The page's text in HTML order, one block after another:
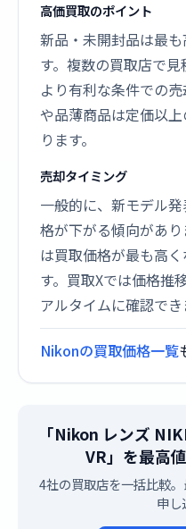
高価買取のポイント
新品・未開封品は最
す。複数の買取店で見
より有利な条件での
や品薄商品は定価以
ります。
売却タイミング
一般的に、新モデル
格が下がる傾向があ
は買取価格が最も高
す。買取Xでは価格推
アルタイムに確認でき
Nikonの買取価格一覧
「Nikon レンズ
VR」を最高
4社の買取店を一括比較
申し